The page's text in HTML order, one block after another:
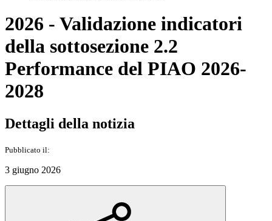
2026 - Validazione indicatori
della sottosezione 2.2
Performance del PIAO 2026-
2028
Dettagli della notizia
Pubblicato il:
3 giugno 2026